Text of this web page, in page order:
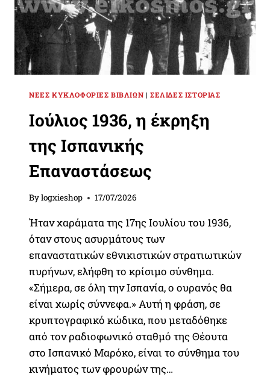
ΝΈΕΣ ΚΥΚΛΟΦΟΡΊΕΣ ΒΙΒΛΊΩΝ |ΣΕΛΊΔΕΣ ΙΣΤΟΡΊΑΣ
Ιούλιος 1936, η έκρηξη
της Ισπανικής
Επαναστάσεως
Bylogxieshop 17/07/2026
Ήταν χαράματα της 17ης Ιουλίου του 1936,
όταν στους ασυρμάτους των
επαναστατικών εθνικιστικών στρατιωτικών
πυρήνων, ελήφθη το κρίσιμο σύνθημα.
«Σήμερα, σε όλη την Ισπανία, ο ουρανός θα
είναι χωρίς σύννεφα.» Αυτή η φράση, σε
κρυπτογραφικό κώδικα, που μεταδόθηκε
από τον ραδιοφωνικό σταθμό της Θέουτα
στο Ισπανικό Μαρόκο, είναι το σύνθημα του
κινήματος των φρουρών της…